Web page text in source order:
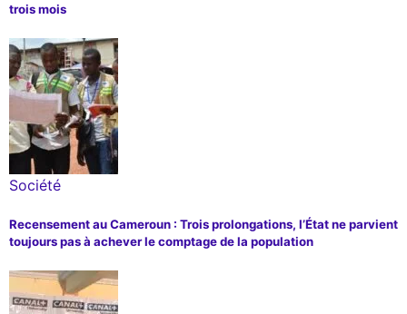
trois mois
Société
Recensement au Cameroun : Trois prolongations, l’État ne parvient
toujours pas à achever le comptage de la population